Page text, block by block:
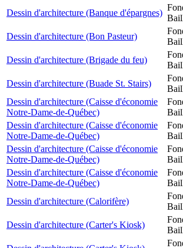
Dessin d'architecture (Banque d'épargnes)
Dessin d'architecture (Bon Pasteur)
Dessin d'architecture (Brigade du feu)
Dessin d'architecture (Buade St. Stairs)
Dessin d'architecture (Caisse d'économie
Notre-Dame-de-Québec)
Dessin d'architecture (Caisse d'économie
Notre-Dame-de-Québec)
Dessin d'architecture (Caisse d'économie
Notre-Dame-de-Québec)
Dessin d'architecture (Caisse d'économie
Notre-Dame-de-Québec)
Dessin d'architecture (Calorifère)
Dessin d'architecture (Carter's Kiosk)